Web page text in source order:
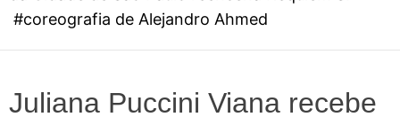
#coreografia de Alejandro Ahmed
Juliana Puccini Viana recebe